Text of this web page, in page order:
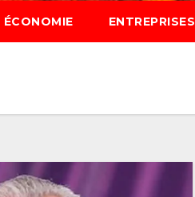
ÉCONOMIE ENTREPRISES